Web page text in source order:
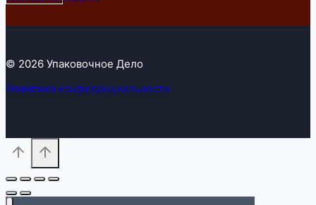
© 2026 Упаковочное Дело
Политика конфиденциальности